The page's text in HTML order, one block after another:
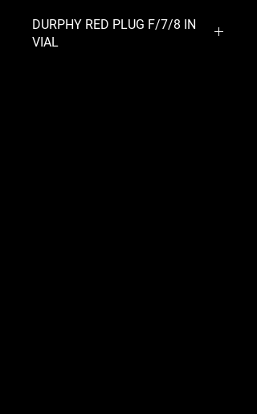
DURPHY RED PLUG F/7/8 IN
VIAL